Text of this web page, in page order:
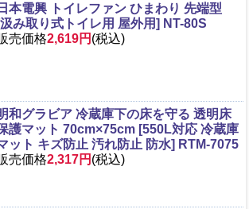
日本電興 トイレファン ひまわり 先端型
み取り式トイレ用 屋外用] NT-80S
売価格2,619円 (税込)
和グラビア 冷蔵庫下の床を守る 透明床
護マット 70cm×75cm [550L対応 冷蔵庫
ット キズ防止 汚れ防止 防水] RTM-7075
売価格2,317円 (税込)